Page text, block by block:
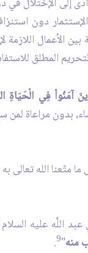
دون
بين الأعمال
المطلق
فِي الْحَيَاةِ
بدون مراعاة
الله تعالى
اللَّه عليه
منه"
9
.